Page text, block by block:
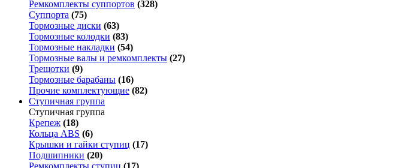
Ремкомплекты суппортов (328)
Суппорта (75)
Тормозные диски (63)
Тормозные колодки (83)
Тормозные накладки (54)
Тормозные валы и ремкомплекты (27)
Трещотки (9)
Тормозные барабаны (16)
Прочие комплектующие (82)
Ступичная группа
Ступичная группа
Крепеж (18)
Кольца ABS (6)
Крышки и гайки ступиц (17)
Подшипники (20)
Ремкомплекты ступиц (17)